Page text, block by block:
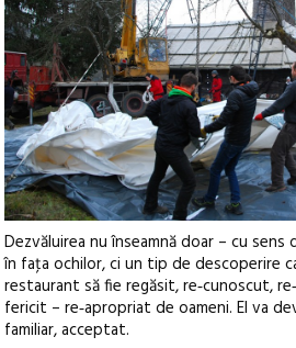
Dezvăluirea nu înseamnă doar – cu
în faţa ochilor, ci un tip de descoperire
restaurant să fie regăsit, re‑cunoscut,
fericit – re‑apropriat de oameni. El va
familiar, acceptat.